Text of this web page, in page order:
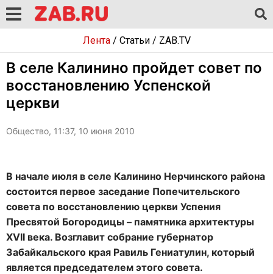
Лента/ Статьи/ ZAB.TV
В селе Калинино пройдет совет по
восстановлению Успенской
церкви
Общество, 11:37, 10 июня 2010
В начале июля в селе Калинино Нерчинского района
состоится первое заседание Попечительского
совета по восстановлению церкви Успения
Пресвятой Богородицы – памятника архитектуры
XVII века. Возглавит собрание губернатор
Забайкальского края Равиль Гениатулин, который
является председателем этого совета.